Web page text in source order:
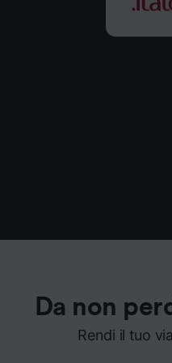
Da non
Rendi il tuo